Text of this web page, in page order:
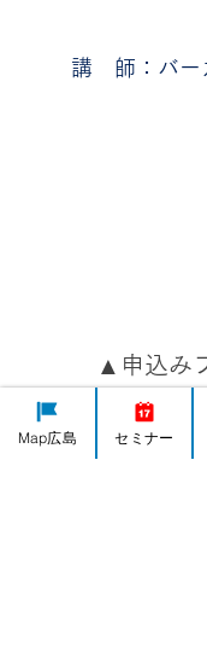
講　師：バー
▲申込み
よろずNEWS
外部セミナー
Map広島 セミナー